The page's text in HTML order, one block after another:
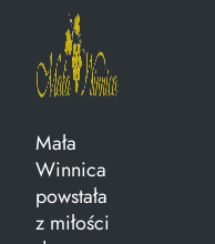
Mała
Winnica
powstała
z miłości